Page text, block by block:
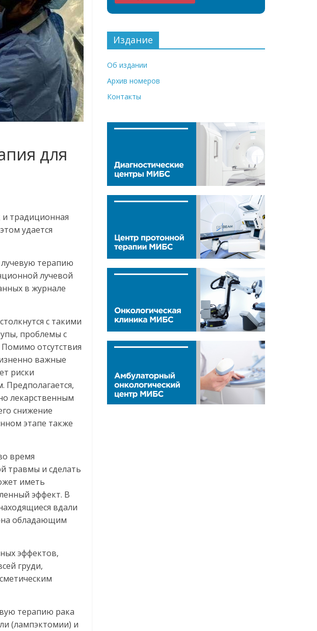
для
и традиционная
удается
терапию
лучевой
в журнале
с такими
проблемы с
отсутствия
важные
риски
Предполагается,
лекарственным
снижение
этапе также
время
травмы и сделать
иметь
эффект. В
вдали
обладающим
эффектов,
груди,
терапию рака
(лампэктомии) и
Издание
Об издании
Архив номеров
Контакты